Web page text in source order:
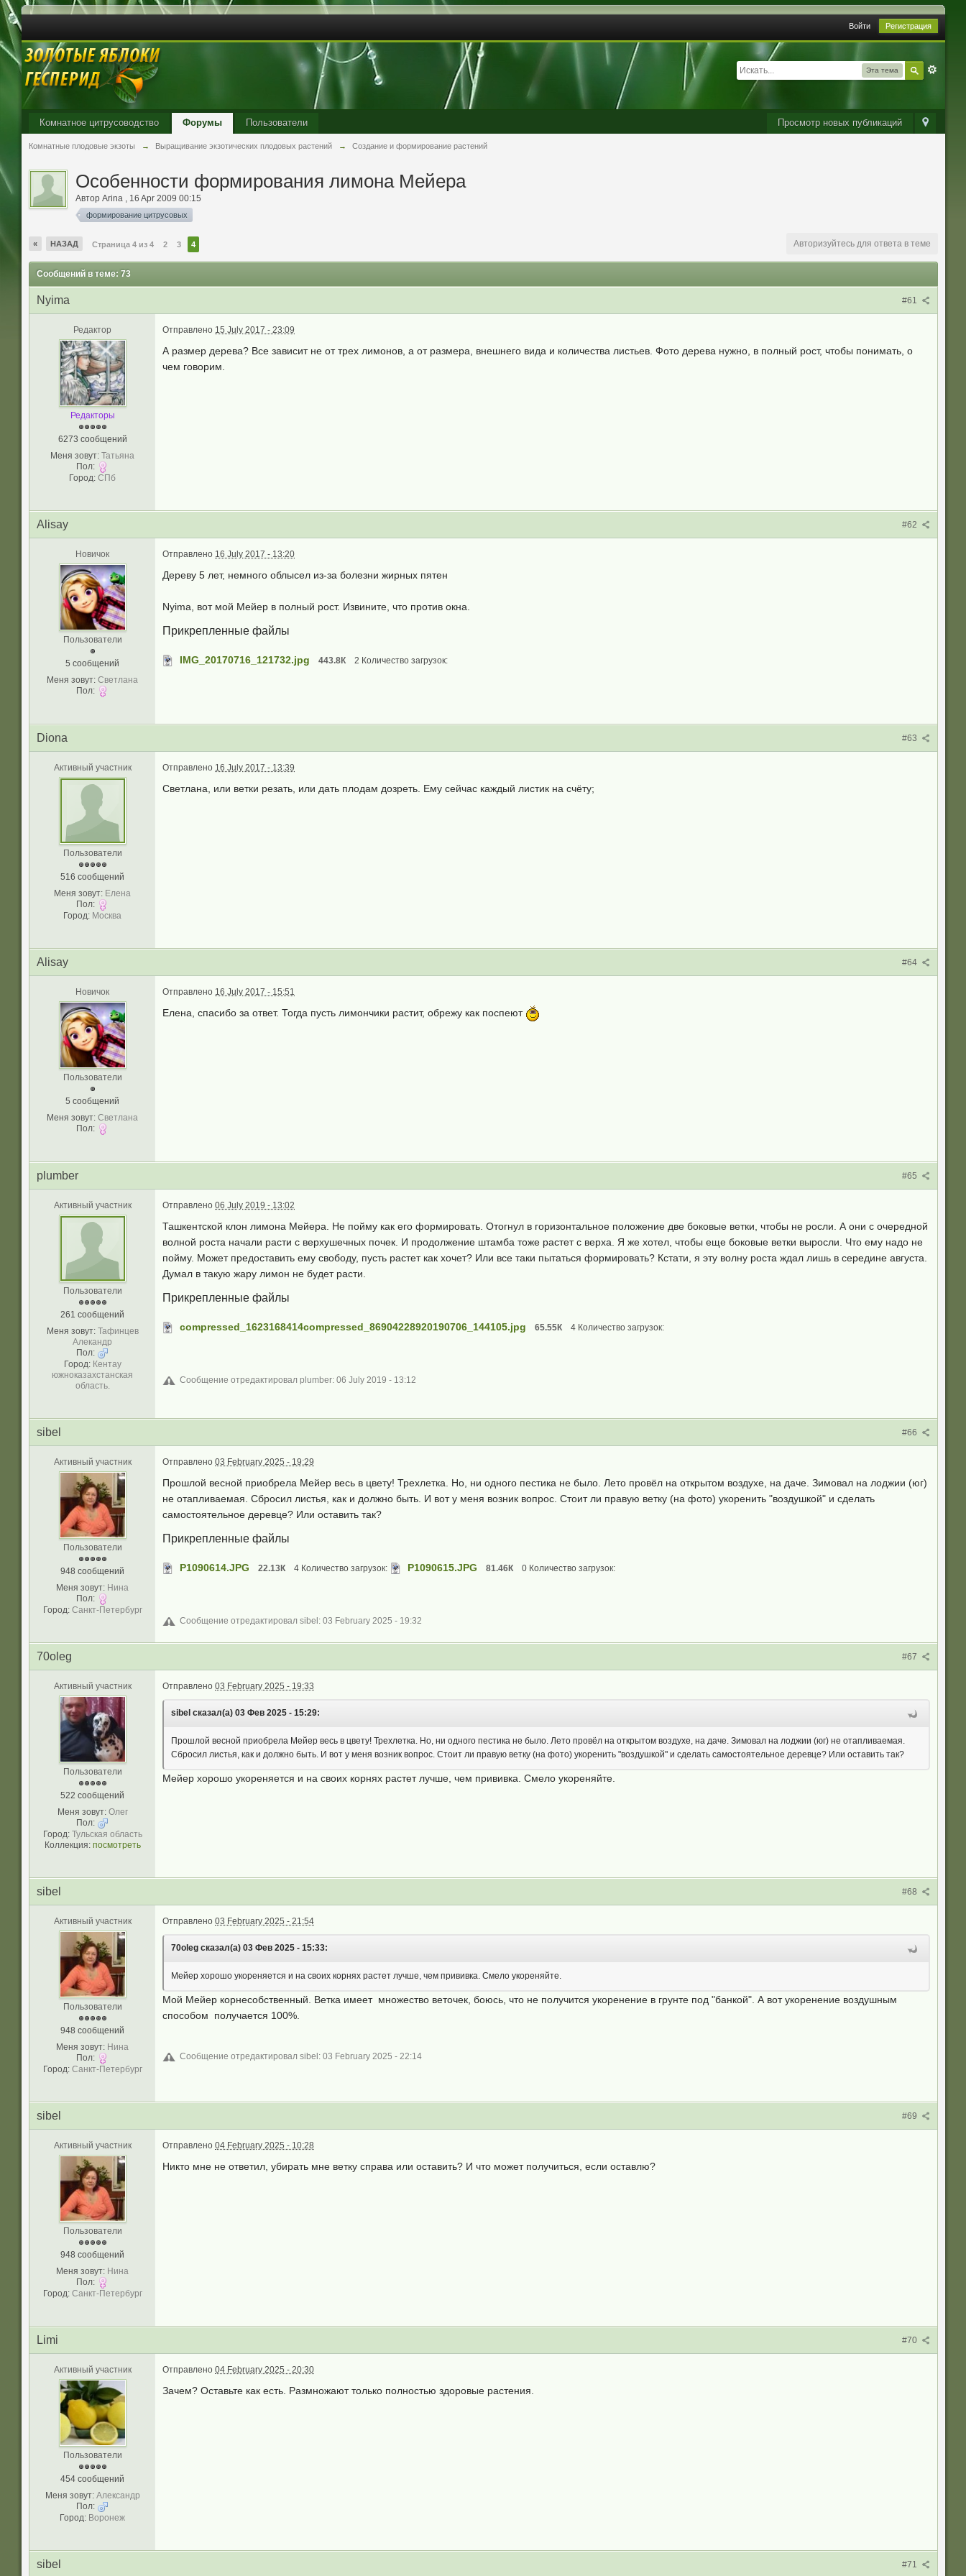
Войти Регистрация
Эта тема
Просмотр новых публикаций
Комнатное цитрусоводство Форумы Пользователи
Комнатные плодовые экзоты → Выращивание экзотических плодовых растений → Создание и формирование растений
Особенности формирования лимона Мейера
Автор Arina , 16 Apr 2009 00:15
формирование цитрусовых
« НАЗАД Страница 4 из 4 2 3 4 Авторизуйтесь для ответа в теме
Сообщений в теме: 73
#61
Nyima
Редактор
Редакторы
6273 сообщений
Меня зовут: Татьяна
Пол:
Город: СПб
Отправлено 15 July 2017 - 23:09
А размер дерева? Все зависит не от трех лимонов, а от размера, внешнего вида и количества листьев. Фото дерева нужно, в полный рост, чтобы понимать, о
чем говорим.
#62
Alisay
Новичок
Пользователи
5 сообщений
Меня зовут: Светлана
Пол:
Отправлено 16 July 2017 - 13:20
Дереву 5 лет, немного облысел из-за болезни жирных пятен
Nyima, вот мой Мейер в полный рост. Извините, что против окна.
Прикрепленные файлы
IMG_20170716_121732.jpg 443.8К 2 Количество загрузок:
#63
Diona
Активный участник
Пользователи
516 сообщений
Меня зовут: Елена
Пол:
Город: Москва
Отправлено 16 July 2017 - 13:39
Светлана, или ветки резать, или дать плодам дозреть. Ему сейчас каждый листик на счёту;
#64
Alisay
Новичок
Пользователи
5 сообщений
Меня зовут: Светлана
Пол:
Отправлено 16 July 2017 - 15:51
Елена, спасибо за ответ. Тогда пусть лимончики растит, обрежу как поспеют
#65
plumber
Активный участник
Пользователи
261 сообщений
Меня зовут: Тафинцев
Алекандр
Пол:
Город: Кентау
южноказахстанская
область.
Отправлено 06 July 2019 - 13:02
Ташкентской клон лимона Мейера. Не пойму как его формировать. Отогнул в горизонтальное положение две боковые ветки, чтобы не росли. А они с очередной
волной роста начали расти с верхушечных почек. И продолжение штамба тоже растет с верха. Я же хотел, чтобы еще боковые ветки выросли. Что ему надо не
пойму. Может предоставить ему свободу, пусть растет как хочет? Или все таки пытаться формировать? Кстати, я эту волну роста ждал лишь в середине августа.
Думал в такую жару лимон не будет расти.
Прикрепленные файлы
compressed_1623168414compressed_86904228920190706_144105.jpg 65.55К 4 Количество загрузок:
Сообщение отредактировал plumber: 06 July 2019 - 13:12
#66
sibel
Активный участник
Пользователи
948 сообщений
Меня зовут: Нина
Пол:
Город: Санкт-Петербург
Отправлено 03 February 2025 - 19:29
Прошлой весной приобрела Мейер весь в цвету! Трехлетка. Но, ни одного пестика не было. Лето провёл на открытом воздухе, на даче. Зимовал на лоджии (юг)
не отапливаемая. Сбросил листья, как и должно быть. И вот у меня возник вопрос. Стоит ли правую ветку (на фото) укоренить "воздушкой" и сделать
самостоятельное деревце? Или оставить так?
Прикрепленные файлы
P1090614.JPG 22.13К 4 Количество загрузок: P1090615.JPG 81.46К 0 Количество загрузок:
Сообщение отредактировал sibel: 03 February 2025 - 19:32
#67
70oleg
Активный участник
Пользователи
522 сообщений
Меня зовут: Олег
Пол:
Город: Тульская область
Коллекция: посмотреть
Отправлено 03 February 2025 - 19:33
sibel сказал(а) 03 Фев 2025 - 15:29:
Прошлой весной приобрела Мейер весь в цвету! Трехлетка. Но, ни одного пестика не было. Лето провёл на открытом воздухе, на даче. Зимовал на лоджии (юг) не отапливаемая.
Сбросил листья, как и должно быть. И вот у меня возник вопрос. Стоит ли правую ветку (на фото) укоренить "воздушкой" и сделать самостоятельное деревце? Или оставить так?
Мейер хорошо укореняется и на своих корнях растет лучше, чем прививка. Смело укореняйте.
#68
sibel
Активный участник
Пользователи
948 сообщений
Меня зовут: Нина
Пол:
Город: Санкт-Петербург
Отправлено 03 February 2025 - 21:54
70oleg сказал(а) 03 Фев 2025 - 15:33:
Мейер хорошо укореняется и на своих корнях растет лучше, чем прививка. Смело укореняйте.
Мой Мейер корнесобственный. Ветка имеет множество веточек, боюсь, что не получится укоренение в грунте под "банкой". А вот укоренение воздушным
способом получается 100%.
Сообщение отредактировал sibel: 03 February 2025 - 22:14
#69
sibel
Активный участник
Пользователи
948 сообщений
Меня зовут: Нина
Пол:
Город: Санкт-Петербург
Отправлено 04 February 2025 - 10:28
Никто мне не ответил, убирать мне ветку справа или оставить? И что может получиться, если оставлю?
#70
Limi
Активный участник
Пользователи
454 сообщений
Меня зовут: Александр
Пол:
Город: Воронеж
Отправлено 04 February 2025 - 20:30
Зачем? Оставьте как есть. Размножают только полностью здоровые растения.
#71
sibel